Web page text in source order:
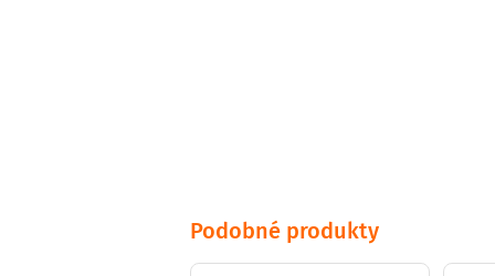
Podobné produkty